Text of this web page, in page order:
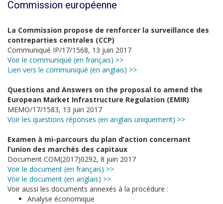
Commission européenne
La Commission propose de renforcer la surveillance des
contreparties centrales (CCP)
Communiqué IP/17/1568, 13 juin 2017
Voir le communiqué (en français) >>
Lien vers le communiqué (en anglais) >>
Questions and Answers on the proposal to amend the
European Market Infrastructure Regulation (EMIR)
MEMO/17/1583, 13 juin 2017
Voir les questions réponses (en anglais uniquement) >>
Examen à mi-parcours du plan d’action concernant
l’union des marchés des capitaux
Document COM(2017)0292, 8 juin 2017
Voir le document (en français) >>
Voir le document (en anglais) >>
Voir aussi les documents annexés à la procédure :
Analyse économique